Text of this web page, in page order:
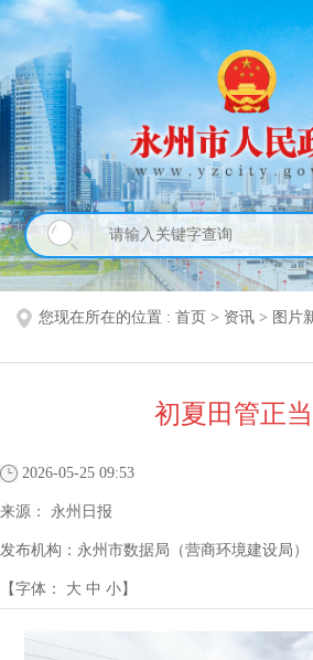
您现在所在的位置 : 首页 > 资讯 > 图片
初夏田管正
2026-05-25 09:53
来源： 永州日报
发布机构： 永州市数据局（营商环境建设局）
【字体： 大 中 小】